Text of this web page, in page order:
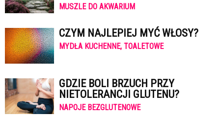
MUSZLE DO AKWARIUM
CZYM NAJLEPIEJ MYĆ WŁOSY?
MYDŁA KUCHENNE, TOALETOWE
GDZIE BOLI BRZUCH PRZY
NIETOLERANCJI GLUTENU?
NAPOJE BEZGLUTENOWE